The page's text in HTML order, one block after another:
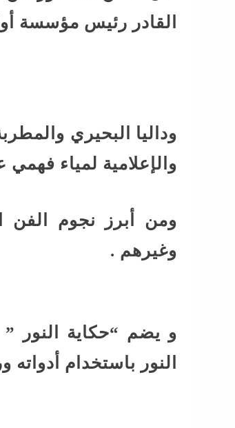
القادر رئيس مؤسسة
وداليا البحيري
والإعلامية لمياء فهمي
ومن أبرز نجوم الفن
وغيرهم .
النور باستخدام أدواته